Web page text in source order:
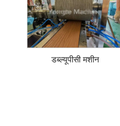
डब्ल्यूपीसी मशीन